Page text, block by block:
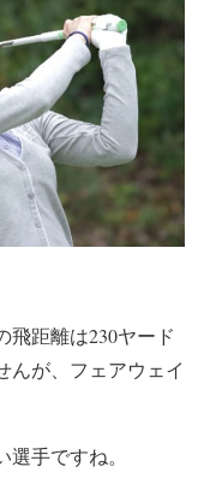
飛距離は230ヤード
んが、フェアウェイ
手ですね。